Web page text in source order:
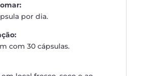
por dia.
com 30 cápsulas.